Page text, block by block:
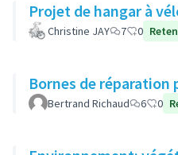
Projet de hangar à
Christine JAY 7 0
Bornes de réparation
Bertrand Richaud 6 0